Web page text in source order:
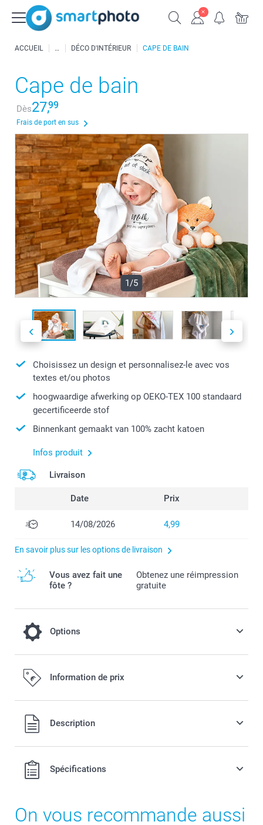
ACCUEIL DÉCO D'INTÉRIEUR CAPE DE BAIN
Cape de bain
Dès27,99
Frais de port en sus
1/5
Choisissez un design et personnalisez-le avec vos
textes et/ou photos
hoogwaardige afwerking op OEKO-TEX 100 standaard
gecertificeerde stof
Binnenkant gemaakt van 100% zacht katoen
Infos produit
Livraison
Date Prix
14/08/2026 4,99
En savoir plus sur les options de livraison
Vous avez fait une
fôte ?
Obtenez une réimpression
gratuite
Options
Ajoutez une tirelire Miffy à votre
commande
14,99 / pièce
A utiliser en décoration dans la chambre de bébé
Matériau : PVC incassable, anti-poussière, facile à
Dimensions : 12 cm (haut) x 6 cm (diamètre)
Information de prix
Tous les prix sont en EURO (€), TVA incluse et hors frais de
port.
Description
Spécifications
On vous recommande aussi